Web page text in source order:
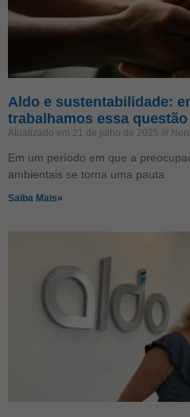
Aldo e sustentabilidade:
trabalhamos essa questão
Atualizado em 21 de julho de 2025
Em um período em que a
ambientais se torna uma pauta
Saiba Mais»